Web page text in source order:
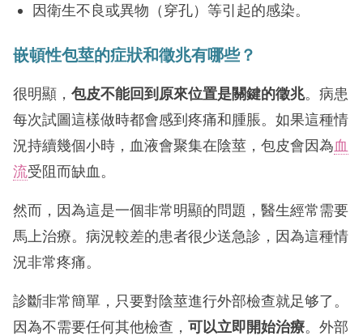
因衛生不良或異物（穿孔）等引起的感染。
嵌頓性包莖的症狀和徵兆有哪些？
很明顯， 包皮不能回到原來位置是關鍵的徵兆。病患
每次試圖這樣做時都會感到疼痛和腫脹。如果這種情
況持續幾個小時，血液會聚集在陰莖，包皮會因為血
流受阻而缺血。
然而，因為這是一個非常明顯的問題，醫生經常需要
馬上治療。病況較差的患者很少送急診，因為這種情
況非常疼痛。
診斷非常簡單，只要對陰莖進行外部檢查就足够了。
因為不需要任何其他檢查， 可以立即開始治療。外部